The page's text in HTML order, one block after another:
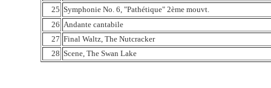
25 Symphonie No. 6, "Pathétique" 2ème mouvt.
26 Andante cantabile
27 Final Waltz, The Nutcracker
28 Scene, The Swan Lake